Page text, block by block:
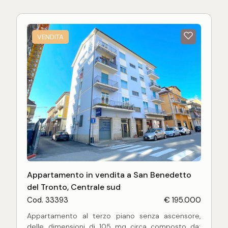
VENDITA
Appartamento in vendita a San Benedetto
del Tronto, Centrale sud
Cod. 33393 € 195.000
Appartamento al terzo piano senza ascensore,